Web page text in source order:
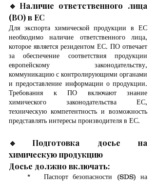
🔹 Наличие ответственного лица
(ВО) в ЕС
Для экспорта химической продукции в ЕС
необходимо наличие ответственного лица,
которое является резидентом ЕС. ПО отвечает
за обеспечение соответствия продукции
европейскому законодательству,
коммуникацию с контролирующими органами
и предоставление информации о продукции.
Требования к ПО включают знание
химического законодательства ЕС,
техническую компетентность и возможность
представлять интересы производителя в ЕС.
🔹 Подготовка досье на
химическую продукцию
Досье должно включать:
*   Паспорт безопасности (SDS) на